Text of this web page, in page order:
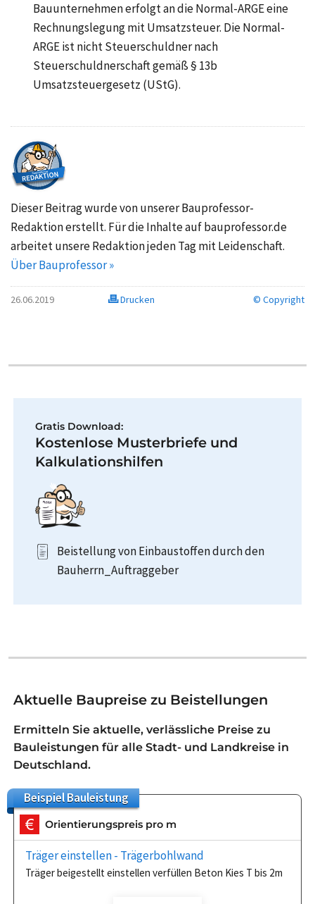
Bauunternehmen erfolgt an die Normal-ARGE eine
Rechnungslegung mitUmsatzsteuer. Die Normal-
ARGE ist nicht Steuerschuldner nach
Steuerschuldnerschaftgemäß § 13b
Umsatzsteuergesetz (UStG).
Dieser Beitrag wurde von unserer Bauprofessor-
Redaktion erstellt. Für die Inhalte auf bauprofessor.de
arbeitet unsere Redaktion jeden Tag mit Leidenschaft.
Über Bauprofessor »
26.06.2019 Drucken © Copyright
Gratis Download:
Kostenlose Musterbriefe und
Kalkulationshilfen
Beistellung von Einbaustoffen durch den
Bauherrn_Auftraggeber
Aktuelle Baupreise zu Beistellungen
Ermitteln Sie aktuelle, verlässliche Preise zu
Bauleistungen für alle Stadt- und Landkreise in
Deutschland.
BeispielBauleistung
Orientierungspreis pro m
Träger einstellen - Trägerbohlwand
Träger beigestellt einstellen verfüllen Beton Kies T bis 2m